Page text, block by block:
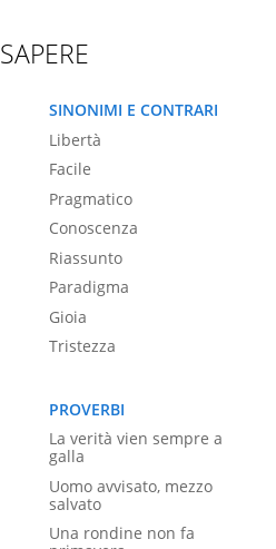
SAPERE
SINONIMI E CONTRARI
Libertà
Facile
Pragmatico
Conoscenza
Riassunto
Paradigma
Gioia
Tristezza
PROVERBI
La verità vien sempre a
galla
Uomo avvisato, mezzo
salvato
Una rondine non fa